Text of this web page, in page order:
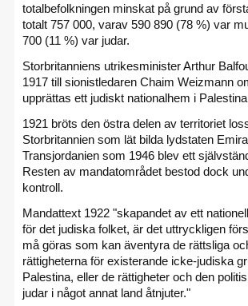
totalbefolkningen minskat på grund av
totalt 757 000, varav 590 890 (78 %) var
700 (11 %) var judar.
Storbritanniens utrikesminister Arthur
1917 till sionistledaren Chaim Weizmann
upprättas ett judiskt nationalhem i
1921 bröts den östra delen av territoriet
Storbritannien som lät bilda lydstaten
Transjordanien som 1946 blev ett
Resten av mandatområdet bestod dock
kontroll.
Mandattext 1922 "skapandet av ett
för det judiska folket, är det uttryckligen
må göras som kan äventyra de rättsliga
rättigheterna för existerande icke-judiska
Palestina, eller de rättigheter och den
judar i något annat land åtnjuter."